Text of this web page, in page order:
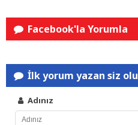
Facebook'la Yorumla
İlk yorum yazan siz
Adınız